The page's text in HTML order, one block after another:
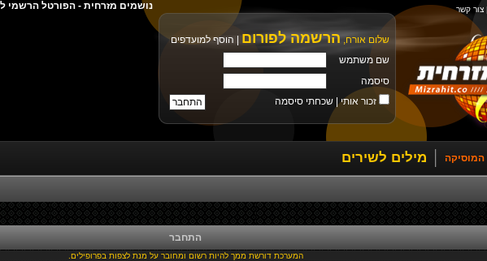
| צור קשר
שלום אורח, הרשמה לפורום
הוסף למועדפים
שם משתמש
סיסמה
זכור אותי |שכחתי סיסמה
נושמים מזרחית - הפורטל הרשמי
מילים לשירים
התחבר
המערכת דורשת ממך להיות רשום ומחובר על מנת לצפות בפרופילים.